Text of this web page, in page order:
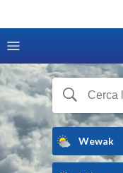
Wewak